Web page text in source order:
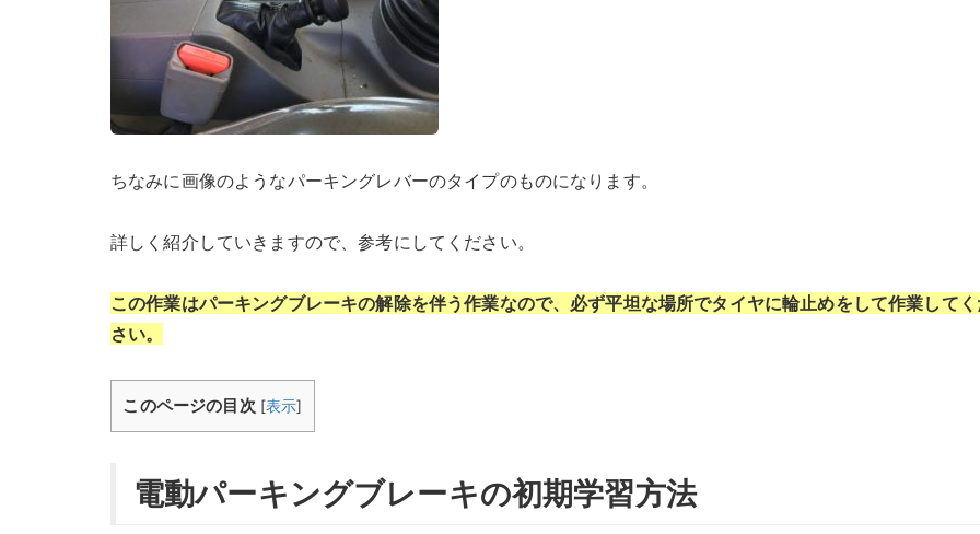
ちなみに画像のようなパーキングレバーのタイプのものになります。
詳しく紹介していきますので、参考にしてください。
この作業はパーキングブレーキの解除を伴う作業なので、必ず平坦な場所でタイヤに輪止めをして作業して
さい。
このページの目次 [表示]
電動パーキングブレーキの初期学習方法